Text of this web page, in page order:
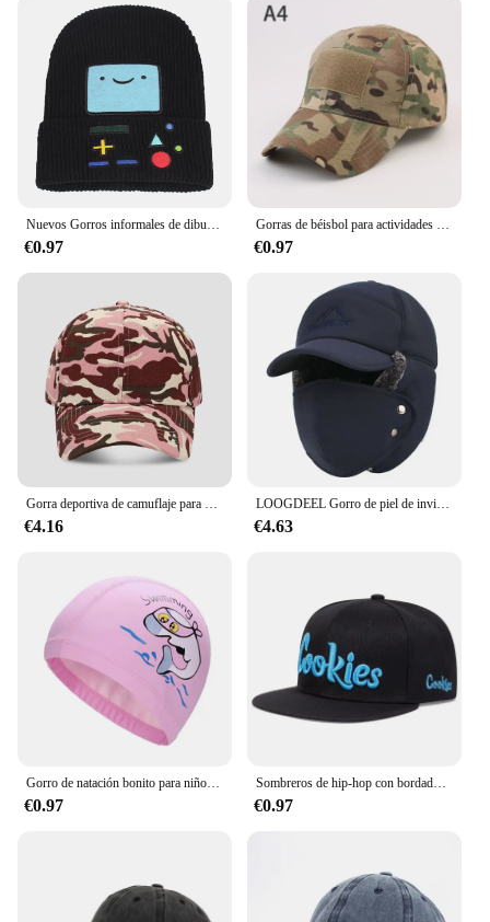
Nuevos Gorros informales de dibujos animados Adventure Time para mujeres y hombres, gorro de Hip Hop, gorro de calavera tejido cálido y encantador, Gorros de esquí
€0.97
Gorras de béisbol para actividades al aire libre, sombreros de camuflaje táctico de combate, Paintball, ajustable, Snapback de verano, hombres y mujeres
€0.97
Gorra deportiva de camuflaje para hombre y mujer, gorro ajustable de camionero, 19 colores, para exteriores
€4.16
LOOGDEEL Gorro de piel de invierno a prueba de viento con ala máscara cálida hombres mujeres motocicleta deportes ciclismo gorra esquí frío Anti-nieve sombreros
€4.63
€0.97
Sombreros de hip-hop con bordado de galletas Unisex, gorras de béisbol informales ajustables para exteriores, sombrero protector solar para primavera y otoño
€0.97